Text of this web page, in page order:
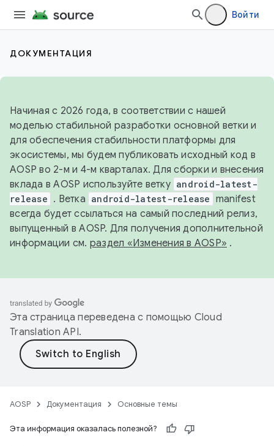
Войти
ДОКУМЕНТАЦИЯ
Начиная с 2026 года, в соответствии с нашей
моделью стабильной разработки основной ветки и
для обеспечения стабильности платформы для
экосистемы, мы будем публиковать исходный код в
AOSP во 2-м и 4-м кварталах. Для сборки и внесения
вклада в AOSP используйте ветку android-latest-
release . Ветка android-latest-release manifest
всегда будет ссылаться на самый последний релиз,
выпущенный в AOSP. Для получения дополнительной
информации см. раздел «Изменения в AOSP» .
Эта страница переведена с помощью Cloud
Translation API.
AOSP Документация Основные темы
Эта информация оказалась полезной?